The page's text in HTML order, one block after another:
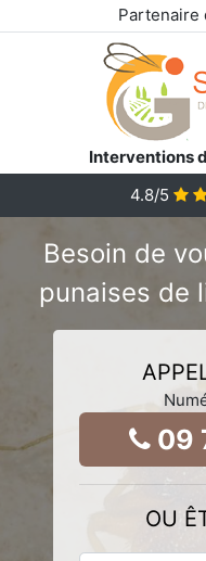
Partenaire
Interventions
4.8/5
Besoin de
punaises de
09
OU